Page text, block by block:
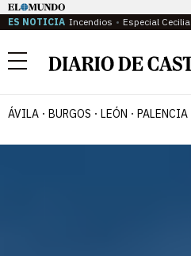
ES NOTICIA Incendios Especial Cecilia
Menú
ÁVILA BURGOS LEÓN PALENCIA